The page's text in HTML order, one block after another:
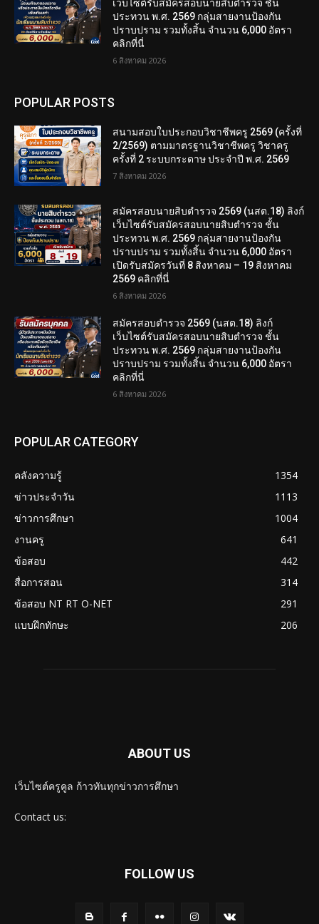
เว็บไซต์รับสมัครสอบนายสิบตำรวจ ชั้น
ประทวน พ.ศ. 2569 กลุ่มสายงานป้องกัน
ปราบปราม รวมทั้งสิ้น จำนวน 6,000 อัตรา
คลิกที่นี่
6 สิงหาคม 2026
POPULAR POSTS
สนามสอบใบประกอบวิชาชีพครู 2569 (ครั้งที่
2/2569) ตามมาตรฐานวิชาชีพครู วิชาครู
ครั้งที่ 2 ระบบกระดาษ ประจำปี พ.ศ. 2569
7 สิงหาคม 2026
สมัครสอบนายสิบตำรวจ 2569 (นสต.18) ลิงก์
เว็บไซต์รับสมัครสอบนายสิบตำรวจ ชั้น
ประทวน พ.ศ. 2569 กลุ่มสายงานป้องกัน
ปราบปราม รวมทั้งสิ้น จำนวน 6,000 อัตรา
เปิดรับสมัครวันที่ 8 สิงหาคม – 19 สิงหาคม
2569 คลิกที่นี่
6 สิงหาคม 2026
สมัครสอบตํารวจ 2569 (นสต.18) ลิงก์
เว็บไซต์รับสมัครสอบนายสิบตำรวจ ชั้น
ประทวน พ.ศ. 2569 กลุ่มสายงานป้องกัน
ปราบปราม รวมทั้งสิ้น จำนวน 6,000 อัตรา
คลิกที่นี่
6 สิงหาคม 2026
POPULAR CATEGORY
คลังความรู้
1354
ข่าวประจำวัน
1113
ข่าวการศึกษา
1004
งานครู
641
ข้อสอบ
442
สื่อการสอน
314
ข้อสอบ NT RT O-NET
291
แบบฝึกทักษะ
206
ABOUT US
เว็บไซต์ครูคูล ก้าวทันทุกข่าวการศึกษา
Contact us:
FOLLOW US